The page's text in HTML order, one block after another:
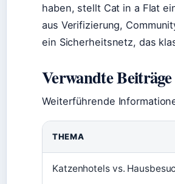
haben, stellt Cat in a Flat
aus Verifizierung,
ein Sicherheitsnetz, das
Verwandte Beiträge
Weiterführende
THEMA
Katzenhotels vs.